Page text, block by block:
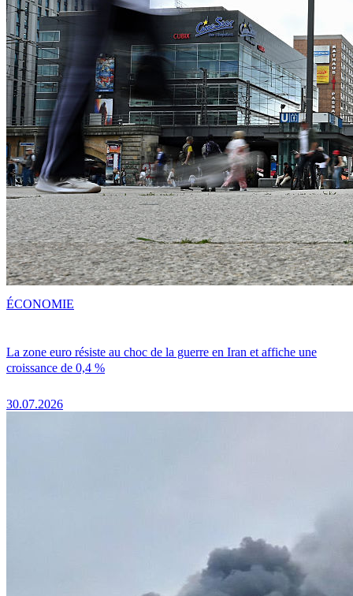
La zone euro résiste au choc de la guerre en Iran et affiche une
croissance de 0,4 %
30.07.2026
ÉCONOMIE